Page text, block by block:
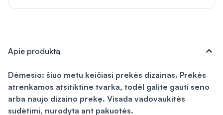
Apie produktą expand_more
Dėmesio: šiuo metu keičiasi prekės dizainas. Prekės
atrenkamos atsitiktine tvarka, todėl galite gauti seno
arba naujo dizaino prekę. Visada vadovaukitės
sudėtimi, nurodyta ant pakuotės.